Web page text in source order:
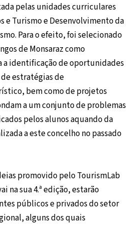
pelas unidades curriculares
e Turismo e Desenvolvimento da
Para o efeito, foi selecionado
de Monsaraz como
a identificação de oportunidades
estratégias de
bem como de projetos
a um conjunto de problemas
pelos alunos aquando da
a este concelho no passado
promovido pelo TourismLab
na sua 4.ª edição, estarão
públicos e privados do setor
alguns dos quais